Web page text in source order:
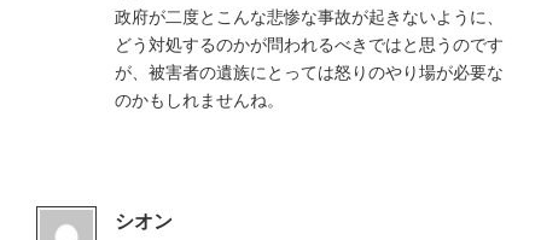
政府が二度とこんな悲惨な事故が起きないように、
どう対処するのかが問われるべきではと思うのです
が、被害者の遺族にとっては怒りのやり場が必要な
のかもしれませんね。
シオン